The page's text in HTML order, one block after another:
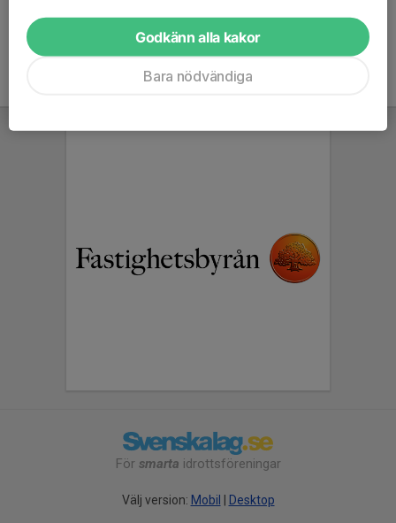
För smarta idrottsföreningar
Välj version: Mobil Desktop
Godkänn alla kakor
Bara nödvändiga